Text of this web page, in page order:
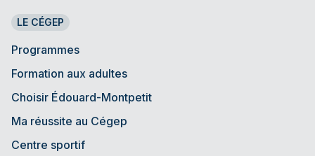
LE CÉGEP
Programmes
Formation aux adultes
Choisir Édouard-Montpetit
Ma réussite au Cégep
Centre sportif